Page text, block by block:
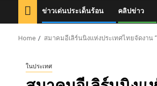
ข่าวเด่นประเด็นร้อน คลิปข่าว
Home สมาคมอีเลิร์นนิงแห่งประเทศไทยจัดงาน
ในประเทศ